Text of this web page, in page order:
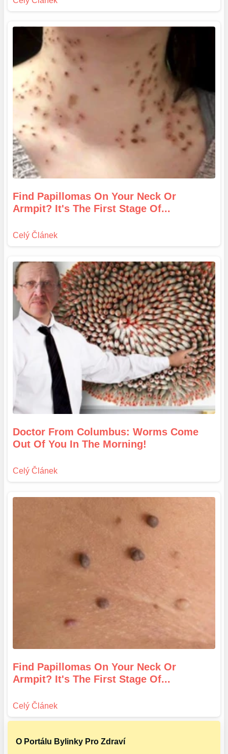
Find Papillomas On Your Neck Or
Armpit? It's The First Stage Of...
Doctor From Columbus: Worms Come
Out Of You In The Morning!
Find Papillomas On Your Neck Or
Armpit? It's The First Stage Of...
O Portálu Bylinky Pro Zdraví